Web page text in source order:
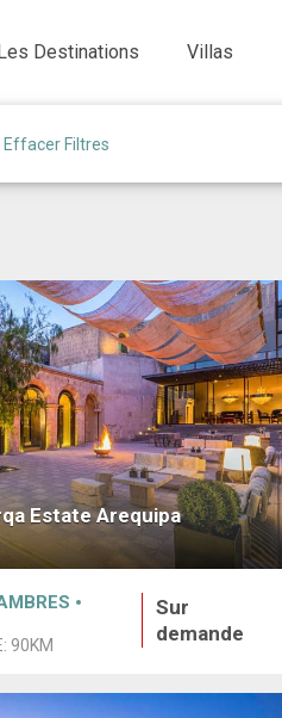
Destinations Villas
Effacer Filtres
Estate Arequipa
90KM
Sur
demande